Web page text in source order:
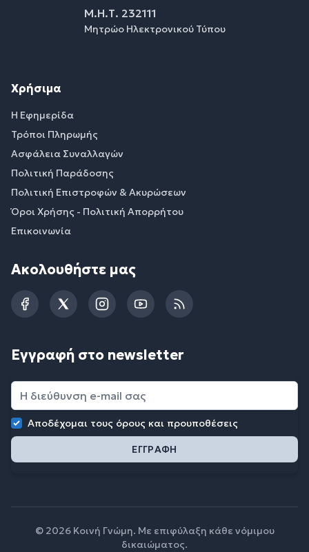
Μ.Η.Τ. 232111
Μητρώο Ηλεκτρονικού Τύπου
Χρήσιμα
Η Εφημερίδα
Τρόποι Πληρωμής
Ασφάλεια Συναλλαγών
Πολιτική Παράδοσης
Πολιτική Επιστροφών & Ακυρώσεων
Όροι Χρήσης - Πολιτική Απορρήτου
Επικοινωνία
Ακολουθήστε μας
FacebookTwitterInstagramYouTubeRSS
Εγγραφή στο newsletter
Αποδέχομαι τους όρους και προυποθέσεις
© 2026 Κοινή Γνώμη. Με επιφύλαξη κάθε νόμιμου
δικαιώματος.